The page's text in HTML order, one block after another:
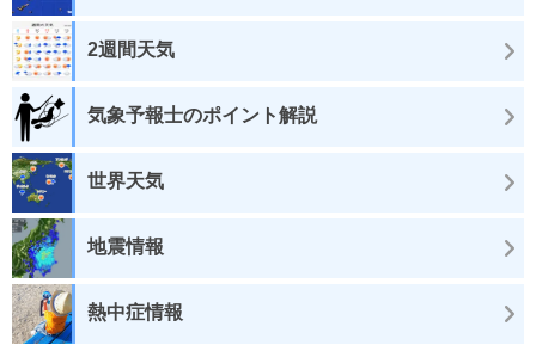
2週間天気
気象予報士のポイント解説
世界天気
地震情報
熱中症情報